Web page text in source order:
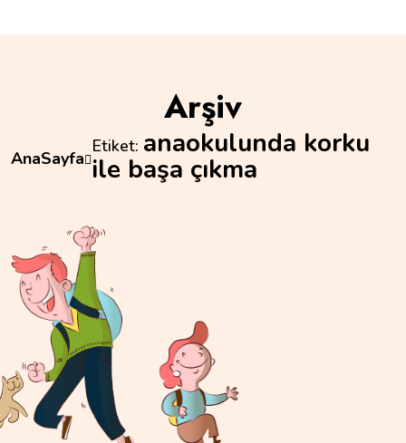
Arşiv
AnaSayfa
Etiket: anaokulunda korku
ile başa çıkma